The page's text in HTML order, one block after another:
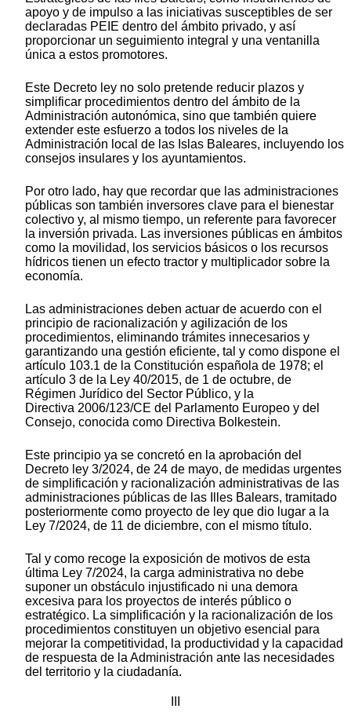
apoyo y de impulso a las iniciativas susceptibles de ser
declaradas PEIE dentro del ámbito privado, y así
proporcionar un seguimiento integral y una ventanilla
única a estos promotores.
Este Decreto ley no solo pretende reducir plazos y
simplificar procedimientos dentro del ámbito de la
Administración autonómica, sino que también quiere
extender este esfuerzo a todos los niveles de la
Administración local de las Islas Baleares, incluyendo los
consejos insulares y los ayuntamientos.
Por otro lado, hay que recordar que las administraciones
públicas son también inversores clave para el bienestar
colectivo y, al mismo tiempo, un referente para favorecer
la inversión privada. Las inversiones públicas en ámbitos
como la movilidad, los servicios básicos o los recursos
hídricos tienen un efecto tractor y multiplicador sobre la
economía.
Las administraciones deben actuar de acuerdo con el
principio de racionalización y agilización de los
procedimientos, eliminando trámites innecesarios y
garantizando una gestión eficiente, tal y como dispone el
artículo 103.1 de la Constitución española de 1978; el
artículo 3 de la Ley 40/2015, de 1 de octubre, de
Régimen Jurídico del Sector Público, y la
Directiva 2006/123/CE del Parlamento Europeo y del
Consejo, conocida como Directiva Bolkestein.
Este principio ya se concretó en la aprobación del
Decreto ley 3/2024, de 24 de mayo, de medidas urgentes
de simplificación y racionalización administrativas de las
administraciones públicas de las Illes Balears, tramitado
posteriormente como proyecto de ley que dio lugar a la
Ley 7/2024, de 11 de diciembre, con el mismo título.
Tal y como recoge la exposición de motivos de esta
última Ley 7/2024, la carga administrativa no debe
suponer un obstáculo injustificado ni una demora
excesiva para los proyectos de interés público o
estratégico. La simplificación y la racionalización de los
procedimientos constituyen un objetivo esencial para
mejorar la competitividad, la productividad y la capacidad
de respuesta de la Administración ante las necesidades
del territorio y la ciudadanía.